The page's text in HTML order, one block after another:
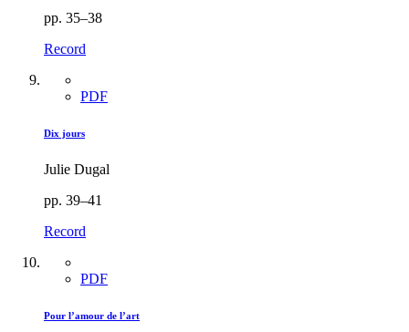
pp. 35–38
Record
PDF
Dix jours
Julie Dugal
pp. 39–41
Record
PDF
Pour l’amour de l’art